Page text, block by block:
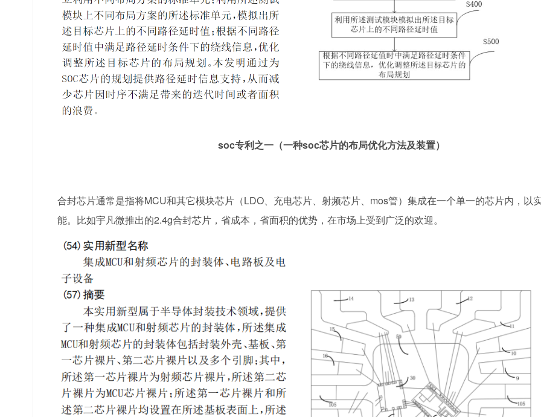
soc专利之一（一种soc芯片的布局优化方法及装置）
合封芯片通常是指将MCU和其它模块芯片（LDO、充电芯片、射频芯片、mos管）集成在一个单一的芯片内，以
能。比如宇凡微推出的2.4g合封芯片，省成本，省面积的优势，在市场上受到广泛的欢迎。